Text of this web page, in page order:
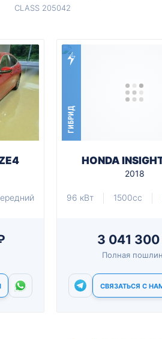
CLASS 205042
ГИБРИД
HONDA
2018
96 кВт 1500cc
3 041
Полная
СВЯЗАТЬСЯ С